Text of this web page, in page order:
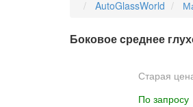
AutoGlassWorld
Боковое cреднее
Старая
По запросу